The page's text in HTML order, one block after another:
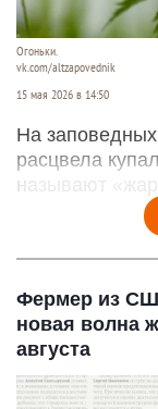
Огоньки.
vk.com/altzapovednik
15 мая 2026 в 14:50
На заповедных
расцвела
называют
Фермер из
новая волна
августа